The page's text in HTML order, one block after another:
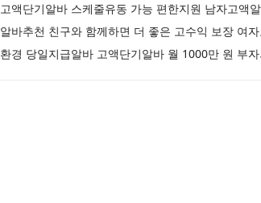
고액단기알바 스케줄유동 가능 편한지원 남자고액
알바추천 친구와 함께하면 더 좋은 고수익 보장 여
환경 당일지급알바 고액단기알바 월 1000만 원 부